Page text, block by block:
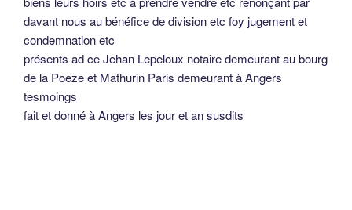
davant nous au bénéfice de division etc foy jugement et
condemnation etc
présents ad ce Jehan Lepeloux notaire demeurant au bourg
de la Poeze et Mathurin Paris demeurant à Angers
tesmoings
fait et donné à Angers les jour et an susdits